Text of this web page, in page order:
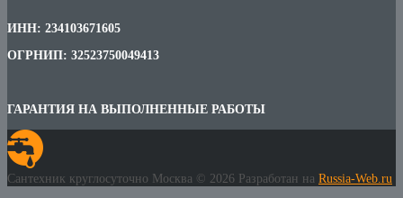
ИНН: 234103671605
ОГРНИП: 32523750049413
ГАРАНТИЯ НА ВЫПОЛНЕННЫЕ РАБОТЫ
Сантехник круглосуточно Москва © 2026 Разработан на Russia-Web.ru